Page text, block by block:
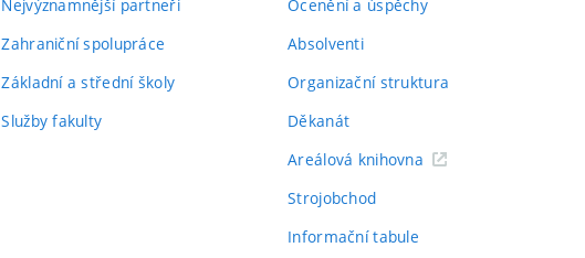
Nejvýznamnější partneři
Zahraniční spolupráce
Základní a střední školy
Služby fakulty
Ocenění a úspěchy
Absolventi
Organizační struktura
Děkanát
Areálová knihovna
Strojobchod
Informační tabule